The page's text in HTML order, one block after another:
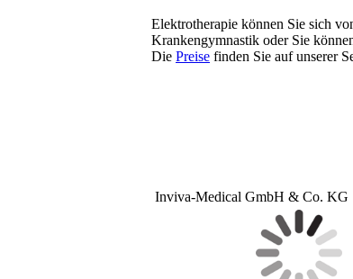
Elektrotherapie können Sie sich
Krankengymnastik oder Sie
Die Preise finden Sie auf unserer
Inviva-Medical GmbH & Co. KG